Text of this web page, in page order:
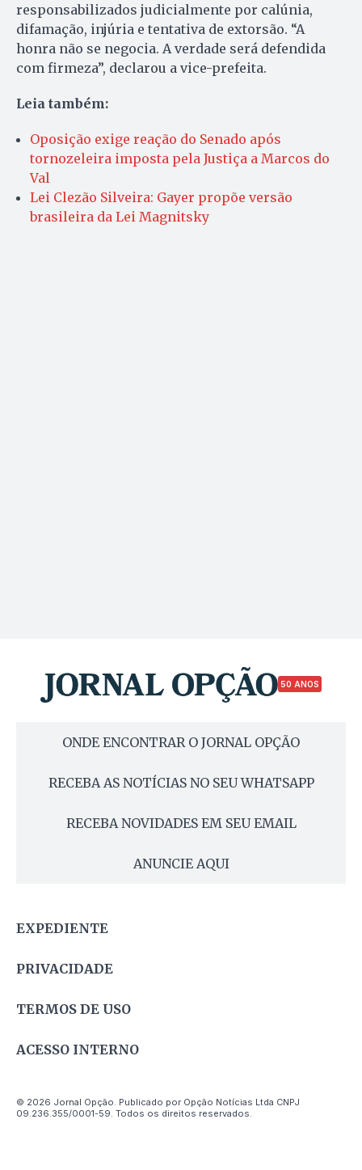
responsabilizados judicialmente por calúnia,
difamação, injúria e tentativa de extorsão. “A
honra não se negocia. A verdade será defendida
com firmeza”, declarou a vice-prefeita.
Leia também:
Oposição exige reação do Senado após
tornozeleira imposta pela Justiça a Marcos do
Val
Lei Clezão Silveira: Gayer propõe versão
brasileira da Lei Magnitsky
50 ANOS
ONDE ENCONTRAR O JORNAL OPÇÃO
RECEBA AS NOTÍCIAS NO SEU WHATSAPP
RECEBA NOVIDADES EM SEU EMAIL
ANUNCIE AQUI
EXPEDIENTE
PRIVACIDADE
TERMOS DE USO
ACESSO INTERNO
© 2026 Jornal Opção. Publicado por Opção Notícias Ltda CNPJ
09.236.355/0001-59. Todos os direitos reservados.